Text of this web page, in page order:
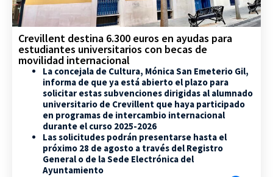
Crevillent destina 6.300 euros en ayudas para
estudiantes universitarios con becas de
movilidad internacional
La concejala de Cultura, Mónica San Emeterio Gil,
informa de que ya está abierto el plazo para
solicitar estas subvenciones dirigidas al alumnado
universitario de Crevillent que haya participado
en programas de intercambio internacional
durante el curso 2025-2026
Las solicitudes podrán presentarse hasta el
próximo 28 de agosto a través del Registro
General o de la Sede Electrónica del
Ayuntamiento